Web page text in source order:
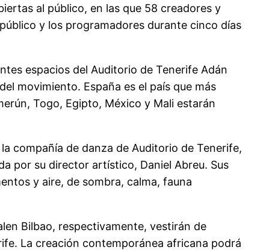
al público, en las que 58 creadores y
y los programadores durante cinco días
espacios del Auditorio de Tenerife Adán
movimiento. España es el país que más
Togo, Egipto, México y Mali estarán
compañía de danza de Auditorio de Tenerife,
por su director artístico, Daniel Abreu. Sus
y aire, de sombra, calma, fauna
Bilbao, respectivamente, vestirán de
La creación contemporánea africana podrá